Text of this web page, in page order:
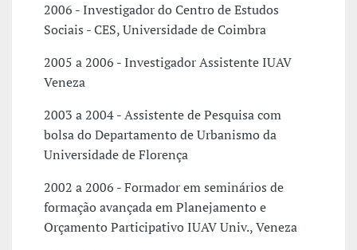
2006 - Investigador do Centro de Estudos
Sociais - CES, Universidade de Coimbra
2005 a 2006 - Investigador Assistente IUAV
Veneza
2003 a 2004 - Assistente de Pesquisa com
bolsa do Departamento de Urbanismo da
Universidade de Florença
2002 a 2006 - Formador em seminários de
formação avançada em Planejamento e
Orçamento Participativo IUAV Univ., Veneza